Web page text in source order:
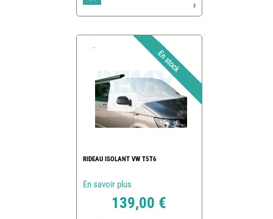
3
RIDEAU ISOLANT VW T5T6
En savoir plus
139,00 €